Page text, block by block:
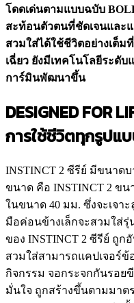
โดดเด่นตามแบบฉบับ
สะท้อนตัวตนที่ชัดเจนและแ
สวมใส่ได้ใช้ชีวิตอย่างเต็
เฉี่ยว ยังมีเทคโนโลยีระดั
การ์มินพัฒนาขึ้น
DESIGNED FOR
การใช้ชีวิตทุกรูปแ
INSTINCT 2 ซีรีย์ มีขนาด
ขนาด คือ INSTINCT 2 ขน
ในขนาด 40 มม. ซึ่งจะเจ
มือค่อนข้างเล็กจะสวมใส่
ของ INSTINCT 2 ซีรีย์ ถูก
สวมใส่สามารถแคปเจอร์
กิจกรรม จอกระจกกันรอย
มั่นใจ ถูกสร้างขึ้นตามมาต